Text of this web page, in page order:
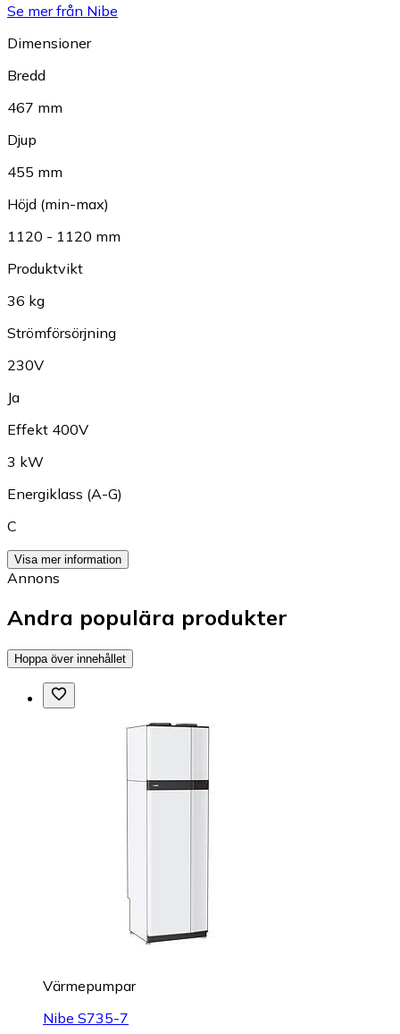
Se mer från Nibe
Dimensioner
Bredd
467 mm
Djup
455 mm
Höjd (min-max)
1120 - 1120 mm
Produktvikt
36 kg
Strömförsörjning
230V
Ja
Effekt 400V
3 kW
Energiklass (A-G)
C
Visa mer information
Annons
Andra populära produkter
Hoppa över innehållet
Värmepumpar
Nibe S735-7